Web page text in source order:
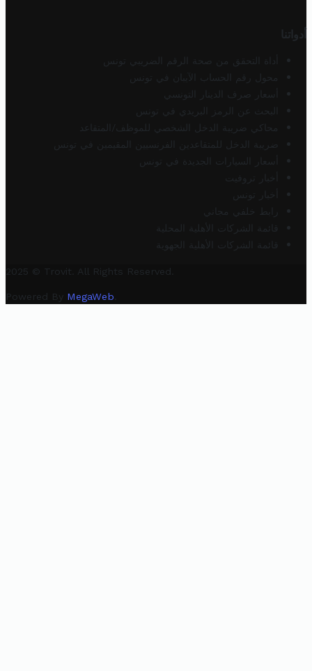
أدواتنا
أداة التحقق من صحة الرقم الضريبي تونس
محول رقم الحساب الآيبان في تونس
أسعار صرف الدينار التونسي
البحث عن الرمز البريدي في تونس
محاكي ضريبة الدخل الشخصي للموظف/المتقاعد
ضريبة الدخل للمتقاعدين الفرنسيين المقيمين في تونس
أسعار السيارات الجديدة في تونس
أخبار تروفيت
أخبار تونس
رابط خلفي مجاني
قائمة الشركات الأهلية المحلية
قائمة الشركات الأهلية الجهوية
2025 © Trovit. All Rights Reserved.
Powered By MegaWeb